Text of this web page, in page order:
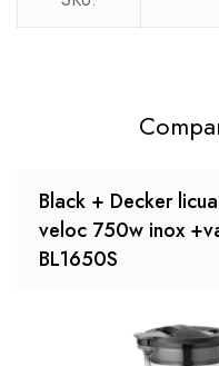
Black + Decker
veloc 750w inox
BL1650S